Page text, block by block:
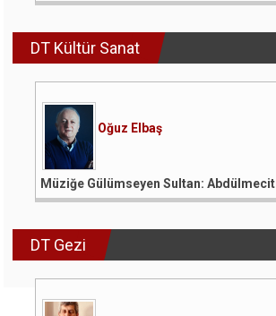
DT Kültür Sanat
Oğuz Elbaş
Müziğe Gülümseyen Sultan: Abdülmecit
DT Gezi